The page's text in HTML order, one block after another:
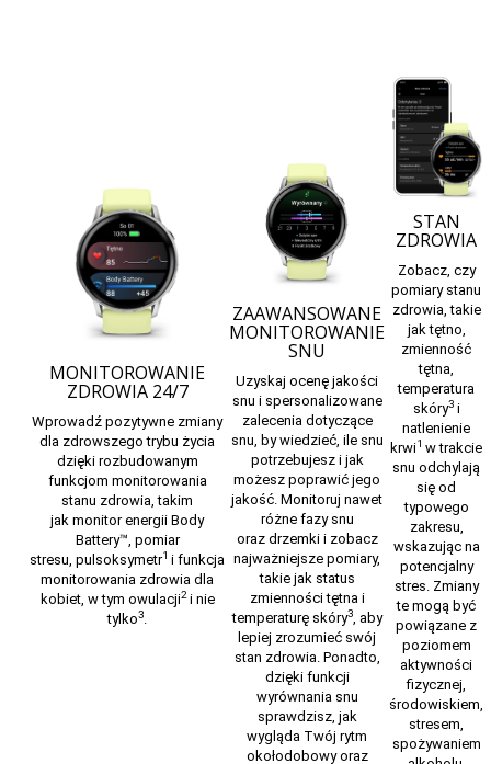
MONITOROWANIE
ZDROWIA 24/7
Wprowadź pozytywne zmiany
dla zdrowszego trybu życia
dzięki rozbudowanym
funkcjom monitorowania
stanu zdrowia, takim
jak monitor energii Body
Battery™, pomiar
stresu, pulsoksymetr1 i funkcja
monitorowania zdrowia dla
kobiet, w tym owulacji2i nie
tylko3.
ZAAWANSOWANE
MONITOROWANIE
SNU
Uzyskaj ocenę jakości
snu i spersonalizowane
zalecenia dotyczące
snu, by wiedzieć, ile snu
potrzebujesz i jak
możesz poprawić jego
jakość. Monitoruj nawet
różne fazy snu
oraz drzemkii zobacz
najważniejsze pomiary,
takie jak status
zmienności tętnai
temperaturę skóry3, aby
lepiej zrozumieć swój
stan zdrowia. Ponadto,
dzięki funkcji
wyrównania snu
sprawdzisz, jak
wygląda Twój rytm
okołodobowy oraz
STAN
ZDROWIA
Zobacz, czy
pomiary stanu
zdrowia, takie
jak tętno,
zmienność
tętna,
temperatura
skóry3i
natlenienie
krwi1 w trakcie
snu odchylają
się od
typowego
zakresu,
wskazując na
potencjalny
stres. Zmiany
te mogą być
powiązane z
poziomem
aktywności
fizycznej,
środowiskiem,
stresem,
spożywaniem